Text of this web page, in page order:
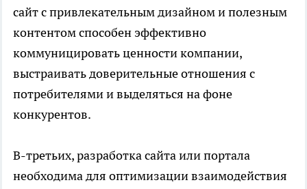
сайт с привлекательным дизайном и полезным
контентом способен эффективно
коммуницировать ценности компании,
выстраивать доверительные отношения с
потребителями и выделяться на фоне
конкурентов.
В-третьих, разработка сайта или портала
необходима для оптимизации взаимодействия